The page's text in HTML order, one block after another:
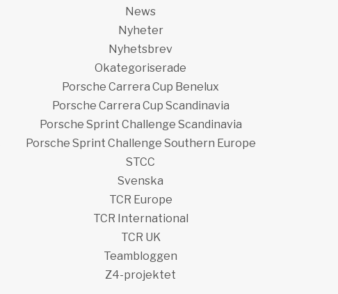
News
Nyheter
Nyhetsbrev
Okategoriserade
Porsche Carrera Cup Benelux
Porsche Carrera Cup Scandinavia
Porsche Sprint Challenge Scandinavia
Porsche Sprint Challenge Southern Europe
STCC
Svenska
TCR Europe
TCR International
TCR UK
Teambloggen
Z4-projektet